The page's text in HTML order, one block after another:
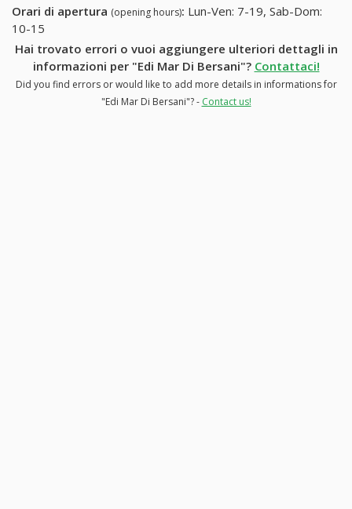
Orari di apertura (opening hours): Lun-Ven: 7-19, Sab-Dom:
10-15
Hai trovato errori o vuoi aggiungere ulteriori dettagli in
informazioni per "Edi Mar Di Bersani"? Contattaci!
Did you find errors or would like to add more details in informations for
"Edi Mar Di Bersani"? - Contact us!